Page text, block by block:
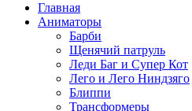
Главная
Аниматоры
Барби
Щенячий патруль
Леди Баг и Супер Кот
Лего и Лего Ниндзяго
Блиппи
Трансформеры